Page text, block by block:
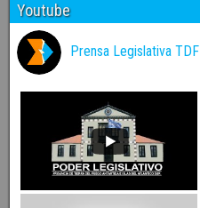
Youtube
Prensa Legislativa TDF